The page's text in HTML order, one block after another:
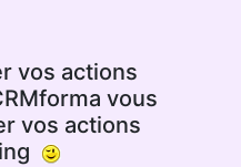
vos actions
vous
vos actions